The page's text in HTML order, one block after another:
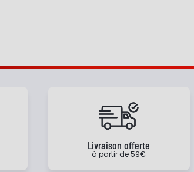
Livraison offerte
à partir de 59€